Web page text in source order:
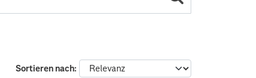
Sortieren nach